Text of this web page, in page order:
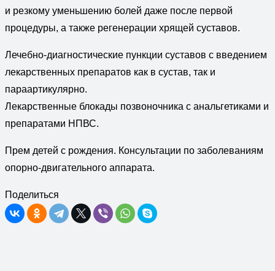
и резкому уменьшению болей даже после первой
процедуры, а также регенерации хрящей суставов.
Лечебно-диагностические пункции суставов с введением
лекарственных препаратов как в сустав, так и
параартикулярно.
Лекарственные блокады позвоночника с анальгетиками и
препаратами НПВС.
Прем детей с рождения. Консультации по заболеваниям
опорно-двигательного аппарата.
Поделиться